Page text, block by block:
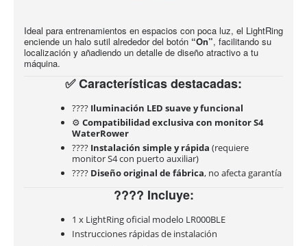
Ideal para entrenamientos en espacios con poca luz, el LightRing
enciende un halo sutil alrededor del botón “On”, facilitando su
localización y añadiendo un detalle de diseño atractivo a tu
máquina.
✅ Características destacadas:
???? Iluminación LED suave y funcional
⚙️ Compatibilidad exclusiva con monitor S4
WaterRower
???? Instalación simple y rápida (requiere
monitor S4 con puerto auxiliar)
???? Diseño original de fábrica, no afecta garantía
???? Incluye:
1 x LightRing oficial modelo LR000BLE
Instrucciones rápidas de instalación